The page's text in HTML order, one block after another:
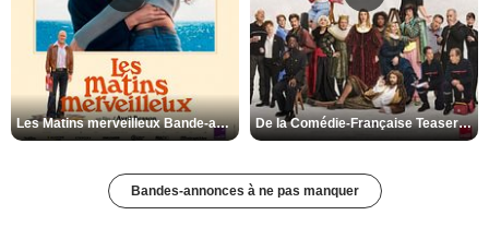
Les Matins merveilleux Bande-annonce VF De la Comédie-Française Teaser VF
Bandes-annonces à ne pas manquer